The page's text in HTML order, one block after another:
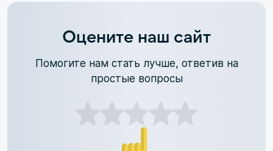
Оцените наш сайт
Помогите нам стать лучше, ответив на
простые вопросы